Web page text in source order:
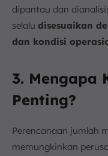
dipantau dan
selalu disesuaikan
dan kondisi
3. Mengapa
Penting?
Perencanaan jumlah
memungkinkan